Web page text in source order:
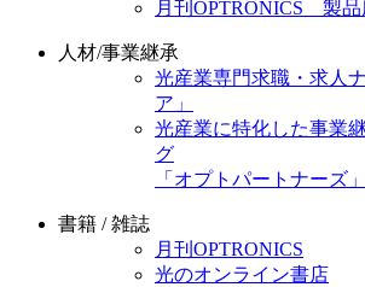
月刊OPTRONICS 製
人材/事業継承
光産業専門求職・求人
ア」
光産業に特化した事業
グ
「オプトパートナーズ」
書籍 / 雑誌
月刊OPTRONICS
光のオンライン書店